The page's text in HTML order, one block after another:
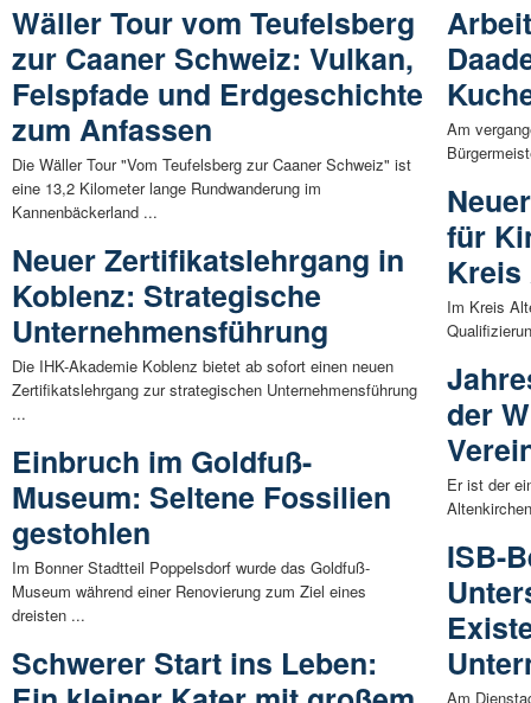
Wäller Tour vom Teufelsberg
zur Caaner Schweiz: Vulkan,
Felspfade und Erdgeschichte
zum Anfassen
Die Wäller Tour "Vom Teufelsberg zur Caaner Schweiz" ist
eine 13,2 Kilometer lange Rundwanderung im
Kannenbäckerland ...
Neuer Zertifikatslehrgang in
Koblenz: Strategische
Unternehmensführung
Die IHK-Akademie Koblenz bietet ab sofort einen neuen
Zertifikatslehrgang zur strategischen Unternehmensführung
...
Einbruch im Goldfuß-
Museum: Seltene Fossilien
gestohlen
Im Bonner Stadtteil Poppelsdorf wurde das Goldfuß-
Museum während einer Renovierung zum Ziel eines
dreisten ...
Schwerer Start ins Leben:
Am
für
Im Kreis
der
Er ist der
ISB-
Am